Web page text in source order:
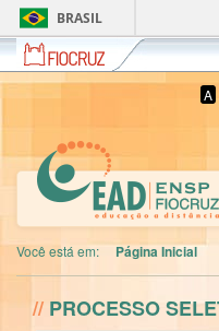
BRASIL
Fiocruz
A
Você está em: Página Inicial
// PROCESSO